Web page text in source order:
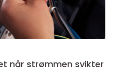
trygghet når strømmen svikter